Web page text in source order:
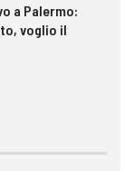
a Palermo:
voglio il